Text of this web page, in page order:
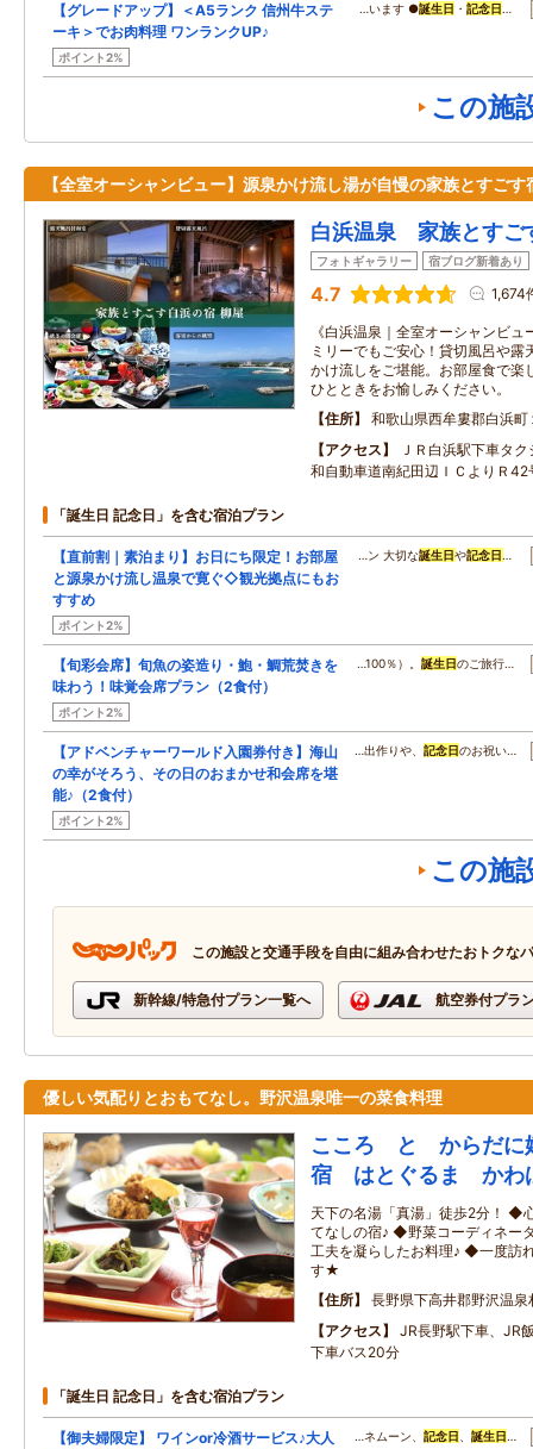
【グレードアップ】＜A5ランク 信州牛ステ
ーキ＞でお肉料理 ワンランクUP♪
ポイント2%
…います ●誕生日 ・ 記念日 …
この施
【全室オーシャンビュー】源泉かけ流し湯が自慢の家族とすごす
白浜温泉 家族とす
フォトギャラリー 宿ブログ新着あり
4.7 1,674
《白浜温泉｜全室オーシャンビ
ミリーでもご安心！貸切風呂や
かけ流しをご堪能。お部屋食で楽
ひとときをお愉しみください。
住所
和歌山県西牟婁郡白浜町
アクセス
ＪＲ白浜駅下車タ
和自動車道南紀田辺ＩＣよりＲ
「誕生日 記念日」を含む宿泊プラン
【直前割｜素泊まり】お日にち限定！お部屋
と源泉かけ流し温泉で寛ぐ◇観光拠点にもお
すすめ
ポイント2%
…ン 大切な誕生日や記念日 …
【旬彩会席】旬魚の姿造り・鮑・鯛荒焚きを
味わう！味覚会席プラン（2食付）
ポイント2%
…100％）。 誕生日のご旅行…
【アドベンチャーワールド入園券付き】海山
の幸がそろう、その日のおまかせ和会席を堪
能♪（2食付）
ポイント2%
…出作りや、 記念日のお祝い…
この施
この施設と交通手段を自由に組み合わせたおトクな
新幹線/特急付プラン一覧へ 航空券付プラ
優しい気配りとおもてなし。野沢温泉唯一の菜食料理
こころ と からだに
宿 はとぐるま かわ
天下の名湯「真湯」徒歩2分！ ◆
てなしの宿♪ ◆野菜コーディネー
工夫を凝らしたお料理♪ ◆一度訪
す★
住所
長野県下高井郡野沢温
アクセス
JR長野駅下車、JR
下車バス20分
「誕生日 記念日」を含む宿泊プラン
【御夫婦限定】 ワインor冷酒サービス♪大人
…ネムーン、 記念日 誕生日 …